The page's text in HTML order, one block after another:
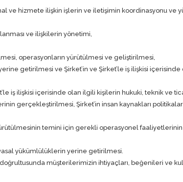
ve hizmete ilişkin işlerin ve iletişimin koordinasyonu
ve ilişkilerin yönetimi,
operasyonların yürütülmesi ve geliştirilmesi,
getirilmesi ve Şirket’in ve Şirket’le iş ilişkisi
iş ilişkisi içerisinde olan ilgili kişilerin hukuki, teknik ve
gerçekleştirilmesi, Şirket’in insan kaynakları
temini için gerekli operasyonel faaliyetlerinin
yükümlülüklerin yerine getirilmesi.
müşterilerimizin ihtiyaçları, beğenileri ve